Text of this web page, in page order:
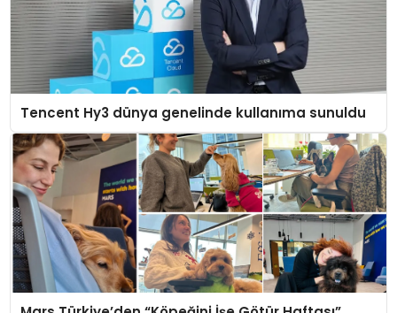
Tencent Hy3 dünya genelinde kullanıma sunuldu